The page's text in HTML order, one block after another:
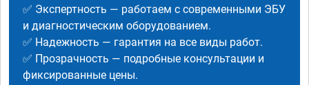
✅ Экспертность — работаем с современными ЭБУ
и диагностическим оборудованием.
✅ Надежность — гарантия на все виды работ.
✅ Прозрачность — подробные консультации и
фиксированные цены.